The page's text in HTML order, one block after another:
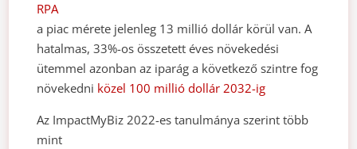
RPA
a piac mérete jelenleg 13 millió dollár körül van. A
hatalmas, 33%-os összetett éves növekedési
ütemmel azonban az iparág a következő szintre fog
növekedni közel 100 millió dollár 2032-ig
Az ImpactMyBiz 2022-es tanulmánya szerint több
mint